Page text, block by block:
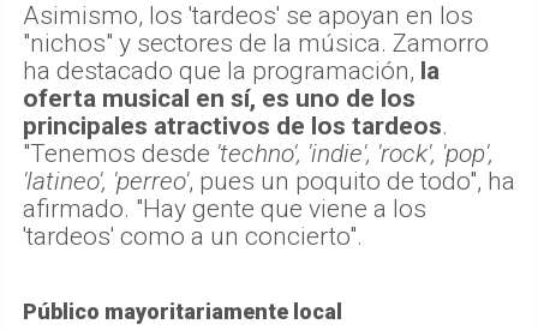
Asimismo, los 'tardeos' se apoyan en los
"nichos" y sectores de la música. Zamorro
ha destacado que la programación, la
oferta musical en sí, es uno de los
principales atractivos de los tardeos.
"Tenemos desde 'techno', 'indie', 'rock', 'pop',
'latineo', 'perreo', pues un poquito de todo", ha
afirmado. "Hay gente que viene a los
'tardeos' como a un concierto".
Público mayoritariamente local